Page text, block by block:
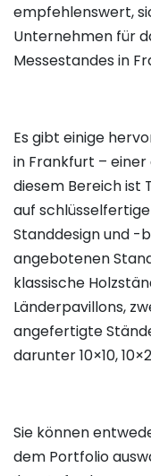
empfehlenswert,
Unternehmen für
Messestandes in
Es gibt einige
in Frankfurt –
diesem Bereich ist
auf
Standdesign und -
angebotenen
klassische
Länderpavillons,
angefertigte
darunter 10×10,
Sie können
dem Portfolio